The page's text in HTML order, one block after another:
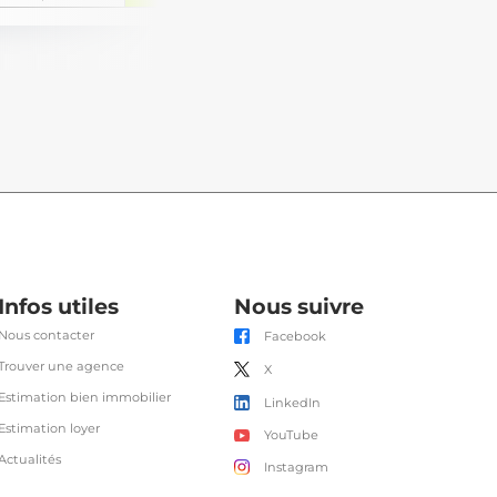
Infos utiles
Nous contacter
une agence
Estimation bien immobilier
Estimation loyer
Nous suivre
Facebook
X
LinkedIn
YouTube
Instagram